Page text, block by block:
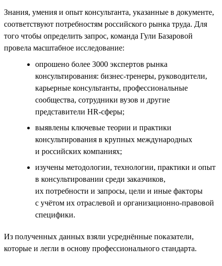
Знания, умения и опыт консультанта, указанные в документе,
соответствуют потребностям российского рынка труда. Для
того чтобы определить запрос, команда Гули Базаровой
провела масштабное исследование:
опрошено более 3000 экспертов рынка
консультирования: бизнес-тренеры, руководители,
карьерные консультанты, профессиональные
сообщества, сотрудники вузов и другие
представители HR-сферы;
выявлены ключевые теории и практики
консультирования в крупных международных
и российских компаниях;
изучены методологии, технологии, практики и опыт
в консультировании среди заказчиков,
их потребности и запросы, цели и иные факторы
с учётом их отраслевой и организационно-правовой
специфики.
Из полученных данных взяли усреднённые показатели,
которые и легли в основу профессионального стандарта.